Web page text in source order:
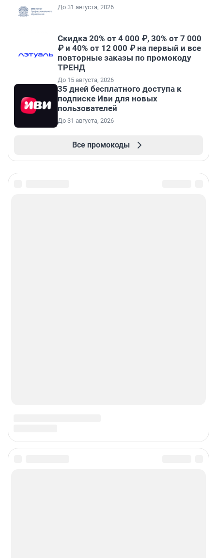
До 31 августа, 2026
Скидка 20% от 4 000 ₽, 30% от 7 000
₽ и 40% от 12 000 ₽ на первый и все
повторные заказы по промокоду
ТРЕНД
До 15 августа, 2026
35 дней бесплатного доступа к
подписке Иви для новых
пользователей
До 31 августа, 2026
Все промокоды